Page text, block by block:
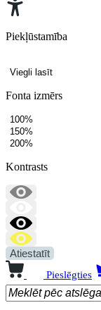
Piekļūstamība
Viegli lasīt
Fonta izmērs
100%
150%
200%
Kontrasts
Atiestatīt
Pieslēgties